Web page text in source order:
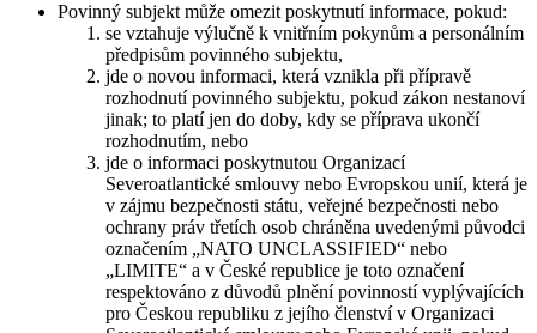
Povinný subjekt může omezit poskytnutí informace, pokud:
se vztahuje výlučně k vnitřním pokynům a personálním
předpisům povinného subjektu,
jde o novou informaci, která vznikla při přípravě
rozhodnutí povinného subjektu, pokud zákon nestanoví
jinak; to platí jen do doby, kdy se příprava ukončí
rozhodnutím, nebo
jde o informaci poskytnutou Organizací
Severoatlantické smlouvy nebo Evropskou unií, která je
v zájmu bezpečnosti státu, veřejné bezpečnosti nebo
ochrany práv třetích osob chráněna uvedenými původci
označením „NATO UNCLASSIFIED“ nebo
„LIMITE“ a v České republice je toto označení
respektováno z důvodů plnění povinností vyplývajících
pro Českou republiku z jejího členství v Organizaci